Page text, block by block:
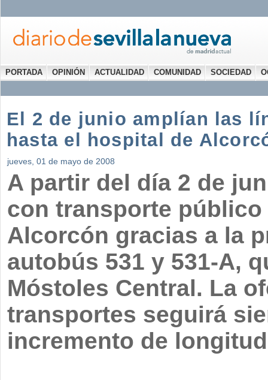
PORTADA OPINIÓN ACTUALIDAD COMUNIDAD SOCIEDAD
El 2 de junio amplían las
hasta el hospital de
jueves, 01 de mayo de 2008
A partir del día 2 de
con transporte
Alcorcón gracias a la
autobús 531 y 531-A,
Móstoles Central. La
transportes seguirá
incremento de